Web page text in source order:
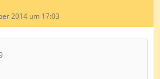
2014 um 17:03